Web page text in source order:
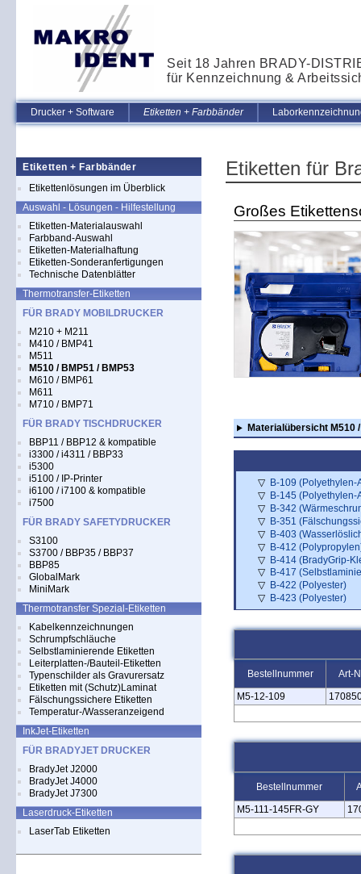
Seit 18 Jahren BRADY-
für Kennzeichnung &
Drucker + Software Etiketten + Farbbänder
Etiketten + Farbbänder
Etikettenlösungen im Überblick
Auswahl - Lösungen - Hilfestellung
Etiketten-Materialauswahl
Farbband-Auswahl
Etiketten-Materialhaftung
Etiketten-Sonderanfertigungen
Technische Datenblätter
Thermotransfer-Etiketten
FÜR BRADY MOBILDRUCKER
M210 + M211
M410 / BMP41
M511
M510 / BMP51 / BMP53
M610 / BMP61
M611
M710 / BMP71
FÜR BRADY TISCHDRUCKER
BBP11 / BBP12 & kompatible
i3300 / i4311 / BBP33
i5300
i5100 / IP-Printer
i6100 / i7100 & kompatible
i7500
FÜR BRADY SAFETYDRUCKER
S3100
S3700 / BBP35 / BBP37
BBP85
GlobalMark
MiniMark
Thermotransfer Spezial-Etiketten
Kabelkennzeichnungen
Schrumpfschläuche
Selbstlaminierende Etiketten
Leiterplatten-/Bauteil-Etiketten
Typenschilder als Gravurersatz
Etiketten mit (Schutz)Laminat
Fälschungssichere Etiketten
Temperatur-/Wasseranzeigend
InkJet-Etiketten
FÜR BRADYJET DRUCKER
BradyJet J2000
BradyJet J4000
BradyJet J7300
Laserdruck-Etiketten
LaserTab Etiketten
Etiketten für
Großes
Materialübersicht M510
B-109 (Polyethylen-
B-145 (Polyethylen-
B-342
B-351
B-403
B-412
B-414 (BradyGrip-
B-417
B-422 (Polyester)
B-423 (Polyester)
Bestellnummer
Art-
M5‑12‑109
Bestellnummer
M5‑111‑145FR‑GY